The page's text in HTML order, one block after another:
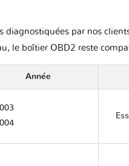
diagnostiquées par nos
le boîtier OBD2 reste
Année